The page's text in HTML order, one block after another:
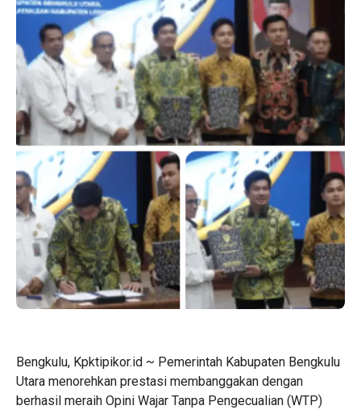
Bengkulu, Kpktipikor.id ~ Pemerintah Kabupaten Bengkulu
Utara menorehkan prestasi membanggakan dengan
berhasil meraih Opini Wajar Tanpa Pengecualian (WTP)